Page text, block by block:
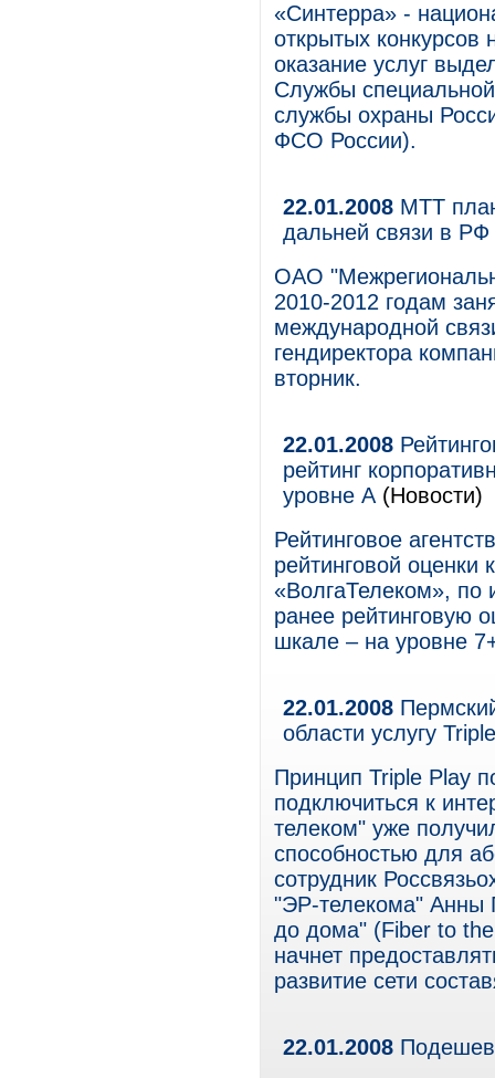
«Синтерра» -
открытых
оказание услуг
Службы
службы охраны
ФСО России).
22.01.2008 МТТ
дальней связи в РФ
ОАО
2010-2012 годам
международной
гендиректора
вторник.
22.01.2008
рейтинг
уровне А (Новости)
Рейтинговое
рейтинговой
«ВолгаТелеком», по
ранее рейтинговую
шкале – на уровне
22.01.2008
области услугу
Принцип Triple Play
подключиться к
телеком" уже
способностью для
сотрудник
"ЭР-телекома" Анны
до дома" (Fiber to
начнет
развитие сети
22.01.2008